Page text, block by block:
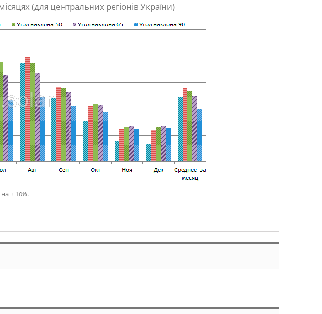
(для центральних регіонів України)
± 10%.